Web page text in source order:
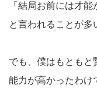
「結局お前には才能
と言われることが多
でも、僕はもともと
能力が高かったわけ